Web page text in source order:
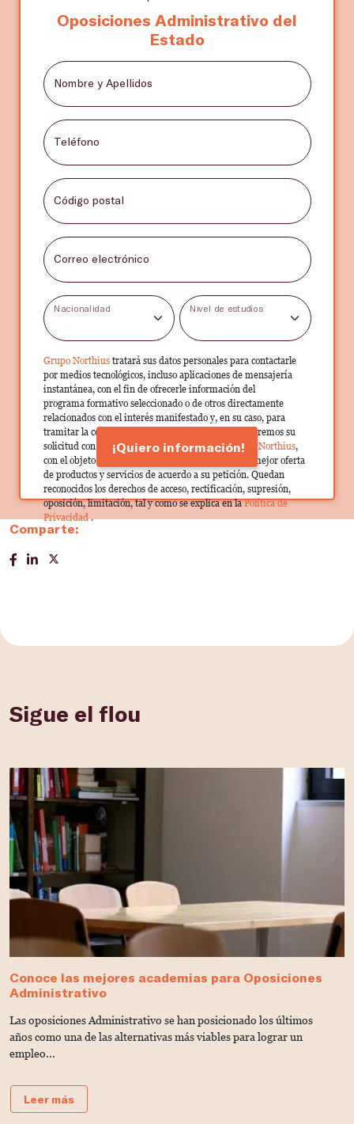
Oposiciones Administrativo del
Estado
Nombre y Apellidos
Teléfono
Código postal
Correo electrónico
Nacionalidad Nivel de estudios
Grupo Northius tratará sus datos personales para contactarle
por medios tecnológicos, incluso aplicaciones de mensajería
instantánea, con el fin de ofrecerle información del
programa formativo seleccionado o de otros directamente
relacionados con el interés manifestado y, en su caso, para
tramitar la contratación correspondiente. Compartiremos su
solicitud con las empresas que conforman elGrupo Northius,
con el objeto de que estas puedan hacerle llegar la mejor oferta
de productos y servicios de acuerdo a su petición. Quedan
reconocidos los derechos de acceso, rectificación, supresión,
oposición, limitación, tal y como se explica en laPolítica de
Privacidad.
¡Quiero información!
Comparte:
Sigue el flou
Conoce las mejores academias para Oposiciones
Administrativo
Las oposiciones Administrativo se han posicionado los últimos
años como una de las alternativas más viables para lograr un
empleo...
Leer más